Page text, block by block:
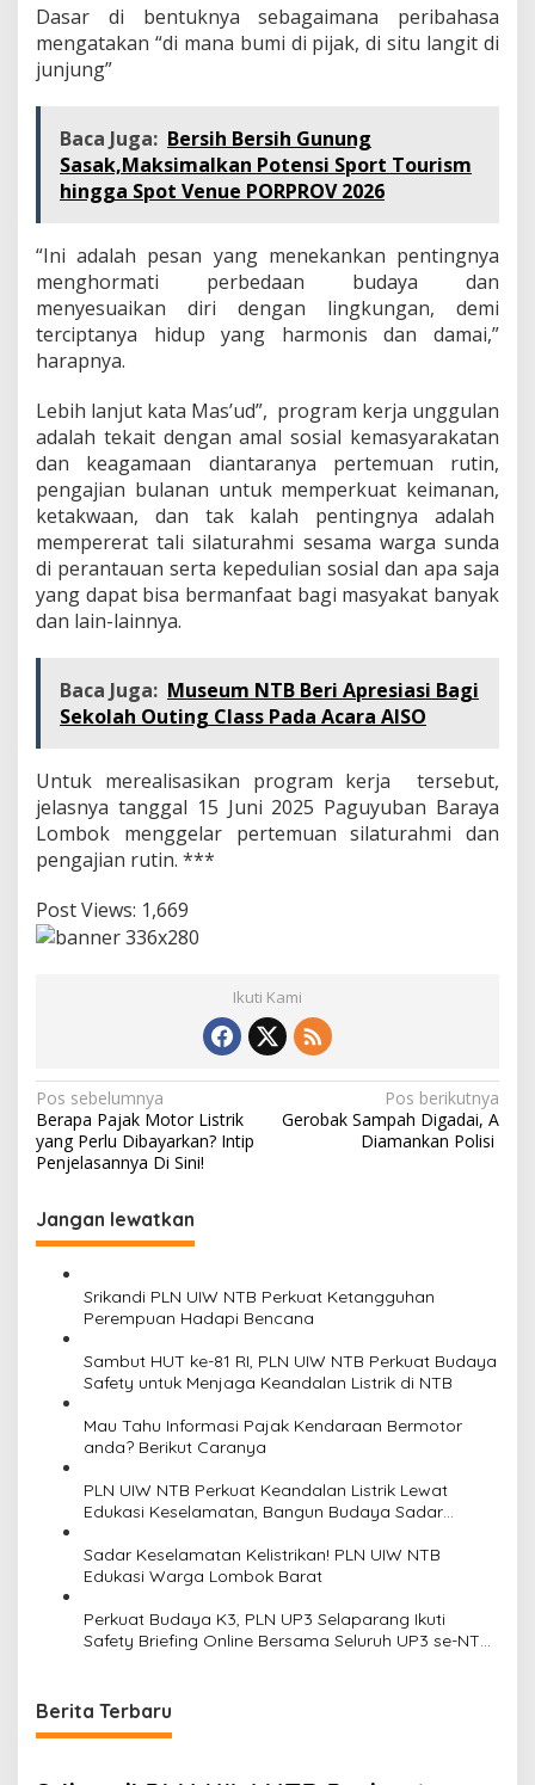
Dasar di bentuknya sebagaimana peribahasa
mengatakan “di mana bumi di pijak, di situ langit di
junjung”
Baca Juga: Bersih Bersih Gunung
Sasak,Maksimalkan Potensi Sport Tourism
hingga Spot Venue PORPROV 2026
“Ini adalah pesan yang menekankan pentingnya
menghormati perbedaan budaya dan
menyesuaikan diri dengan lingkungan, demi
terciptanya hidup yang harmonis dan damai,”
harapnya.
Lebih lanjut kata Mas’ud”, program kerja unggulan
adalah tekait dengan amal sosial kemasyarakatan
dan keagamaan diantaranya pertemuan rutin,
pengajian bulanan untuk memperkuat keimanan,
ketakwaan, dan tak kalah pentingnya adalah
mempererat tali silaturahmi sesama warga sunda
di perantauan serta kepedulian sosial dan apa saja
yang dapat bisa bermanfaat bagi masyakat banyak
dan lain-lainnya.
Baca Juga: Museum NTB Beri Apresiasi Bagi
Sekolah Outing Class Pada Acara AISO
Untuk merealisasikan program kerja tersebut,
jelasnya tanggal 15 Juni 2025 Paguyuban Baraya
Lombok menggelar pertemuan silaturahmi dan
pengajian rutin. ***
Post Views: 1,669
Ikuti Kami
Navigasi
pos
Pos sebelumnya
Berapa Pajak Motor Listrik
yang Perlu Dibayarkan? Intip
Penjelasannya Di Sini!
Pos berikutnya
Gerobak Sampah Digadai, A
Diamankan Polisi
Jangan lewatkan
Srikandi PLN UIW NTB Perkuat Ketangguhan
Perempuan Hadapi Bencana
Sambut HUT ke-81 RI, PLN UIW NTB Perkuat Budaya
Safety untuk Menjaga Keandalan Listrik di NTB
Mau Tahu Informasi Pajak Kendaraan Bermotor
anda? Berikut Caranya
PLN UIW NTB Perkuat Keandalan Listrik Lewat
Edukasi Keselamatan, Bangun Budaya Sadar
Sadar Keselamatan Kelistrikan! PLN UIW NTB
Edukasi Warga Lombok Barat
Perkuat Budaya K3, PLN UP3 Selaparang Ikuti
Safety Briefing Online Bersama Seluruh UP3 se-NTB
Berita Terbaru